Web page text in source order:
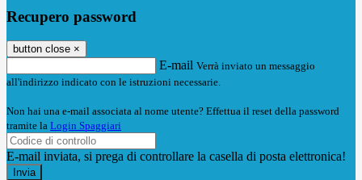
Recupero password
button close ×
E-mail Verrà inviato un messaggio
all'indirizzo indicato con le istruzioni necessarie.
Non hai una e-mail associata al nome utente? Effettua il reset della password
tramite la Login Spaggiari
E-mail inviata, si prega di controllare la casella di posta elettronica!